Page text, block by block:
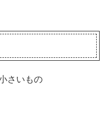
さいもの